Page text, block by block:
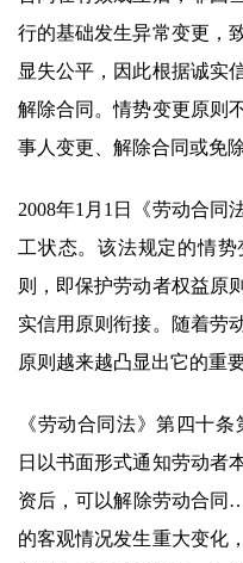
行的基础发生异常变更，
显失公平，因此根据诚实
解除合同。情势变更原则
事人变更、解除合同或免
2008年1月1日《劳动合同
工状态。该法规定的情
则，即保护劳动者权益原
实信用原则衔接。随着劳
原则越来越凸显出它的重
《劳动合同法》第四十
日以书面形式通知劳动者
资后，可以解除劳动合
的客观情况发生重大变化